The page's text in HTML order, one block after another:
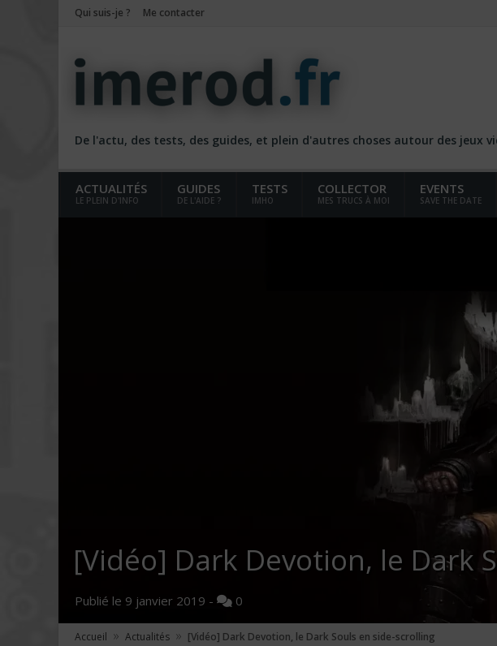
Qui suis-je ? Me contacter
De l'actu, des tests, des guides, et plein d'autres choses autour des jeux
ACTUALITÉS
LE PLEIN D'INFO
GUIDES
DE L'AIDE ?
TESTS
IMHO
COLLECTOR
MES TRUCS À MOI
EVENTS
SAVE THE DATE
[Vidéo] Dark Devotion, le Dark
Publié le 9 janvier 2019 - 0
Accueil » Actualités » [Vidéo] Dark Devotion, le Dark Souls en side-scrolling